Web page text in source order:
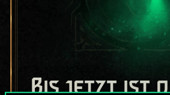
Bis jetzt ist